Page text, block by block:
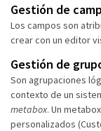
Gestión de
Los campos son
crear con un editor
Gestión de
Son agrupaciones
contexto de un
metabox. Un
personalizados